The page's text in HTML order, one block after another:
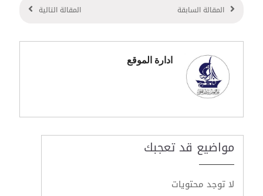
المقالة السابقة المقالة التالية
ادارة الموقع
مواضيع قد تعجبك
لا توجد محتويات